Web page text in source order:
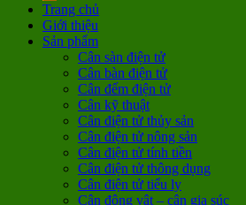
Trang chủ
Giới thiệu
Sản phẩm
Cân sàn điện tử
Cân bàn điện tử
Cân đếm điện tử
Cân kỹ thuật
Cân điện tử thủy sản
Cân điện tử nông sản
Cân điện tử tính tiền
Cân điện tử thông dụng
Cân điện tử tiểu ly
Cân động vật – cân gia súc